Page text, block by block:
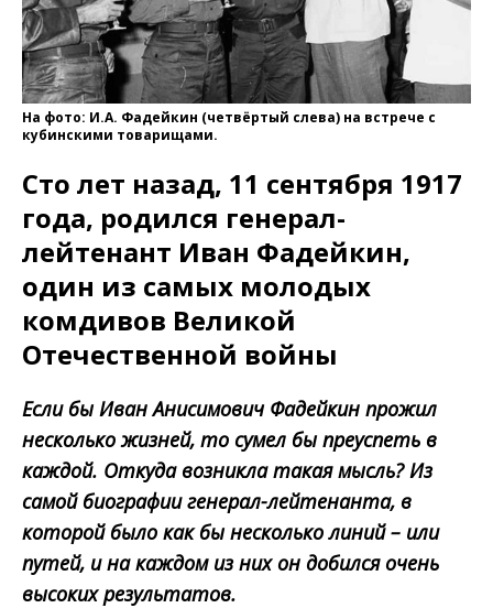
На фото: И.А. Фадейкин (четвёртый слева) на встрече с
кубинскими товарищами.
Сто лет назад, 11 сентября 1917
года, родился генерал-
лейтенант Иван Фадейкин,
один из самых молодых
комдивов Великой
Отечественной войны
Если бы Иван Анисимович Фадейкин прожил
несколько жизней, то сумел бы преуспеть в
каждой. Откуда возникла такая мысль? Из
самой биографии генерал-лейтенанта, в
которой было как бы несколько линий – или
путей, и на каждом из них он добился очень
высоких результатов.